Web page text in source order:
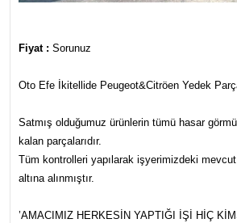
Fiyat : Sorunuz
Oto Efe İkitellide Peugeot&Citröen Yedek
Satmış olduğumuz ürünlerin tümü hasar
kalan parçalarıdır.
Tüm kontrolleri yapılarak işyerimizdeki
altına alınmıştır.
’AMACIMIZ HERKESİN YAPTIĞI İŞİ HİÇ